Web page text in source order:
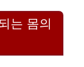
는 몸의